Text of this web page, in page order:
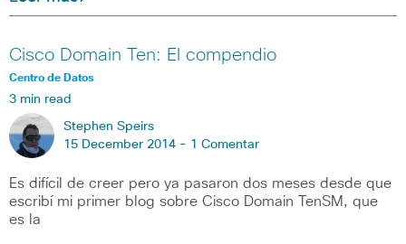
Cisco Domain Ten: El compendio
Centro de Datos
3 min read
Stephen Speirs
15 December 2014 - 1 Comentar
Es difícil de creer pero ya pasaron dos meses desde que
escribí mi primer blog sobre Cisco Domain TenSM, que
es la